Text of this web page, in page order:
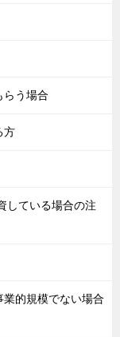
らう場合
方
している場合の注
的規模でない場合